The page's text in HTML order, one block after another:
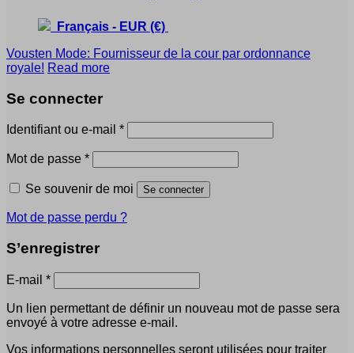
Français - EUR (€)
Vousten Mode: Fournisseur de la cour par ordonnance
royale! Read more
Se connecter
Identifiant ou e-mail *Obligatoire
Mot de passe *Obligatoire
Se souvenir de moi Se connecter
Mot de passe perdu ?
S’enregistrer
E-mail *Obligatoire
Un lien permettant de définir un nouveau mot de passe sera
envoyé à votre adresse e-mail.
Vos informations personnelles seront utilisées pour traiter